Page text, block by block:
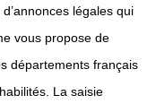
légales qui
vous propose de
départements français
La saisie